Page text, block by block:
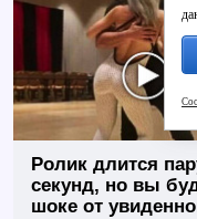
Ролик длится
секунд, но вы
шоке от